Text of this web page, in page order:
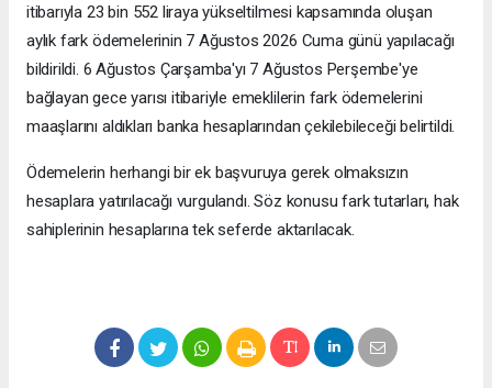
itibarıyla 23 bin 552 liraya yükseltilmesi kapsamında oluşan
aylık fark ödemelerinin 7 Ağustos 2026 Cuma günü yapılacağı
bildirildi. 6 Ağustos Çarşamba'yı 7 Ağustos Perşembe'ye
bağlayan gece yarısı itibariyle emeklilerin fark ödemelerini
maaşlarını aldıkları banka hesaplarından çekilebileceği belirtildi.
Ödemelerin herhangi bir ek başvuruya gerek olmaksızın
hesaplara yatırılacağı vurgulandı. Söz konusu fark tutarları, hak
sahiplerinin hesaplarına tek seferde aktarılacak.